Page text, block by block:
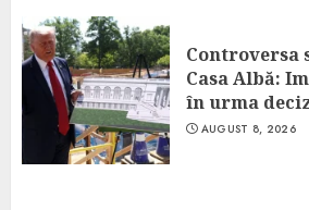
Controversa
Casa Albă:
în urma
AUGUST 8, 2026